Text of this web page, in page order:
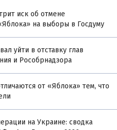
иск об отмене
на выборы в Госдуму
уйти в отставку глав
и Рособрнадзора
от «Яблока» тем, что
на Украине: сводка